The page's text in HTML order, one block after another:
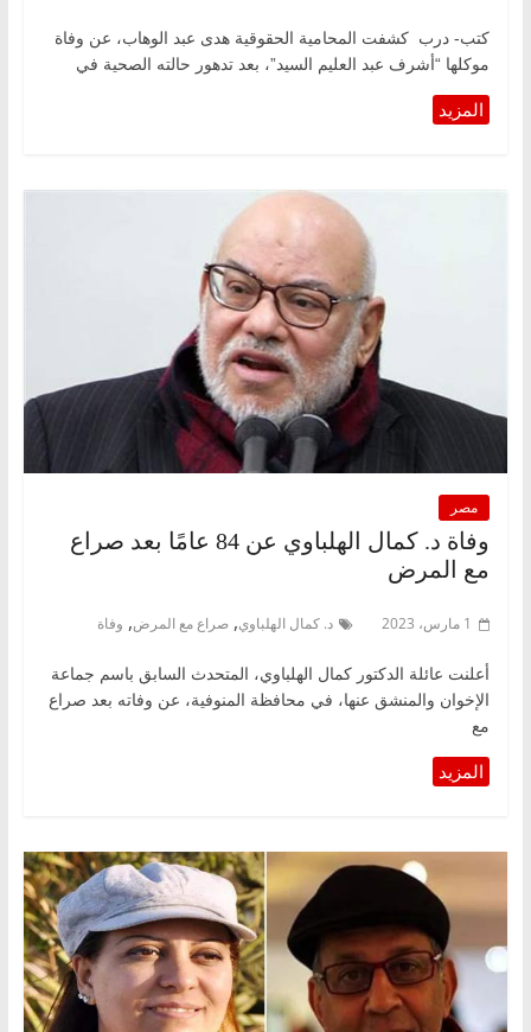
كتب- درب كشفت المحامية الحقوقية هدى عبد الوهاب، عن وفاة
موكلها “أشرف عبد العليم السيد”، بعد تدهور حالته الصحية في
مصر
وفاة د. كمال الهلباوي عن 84 عامًا بعد صراع
مع المرض
1 مارس، 2023 د. كمال الهلباوي, صراع مع المرض, وفاة
أعلنت عائلة الدكتور كمال الهلباوي، المتحدث السابق باسم جماعة
الإخوان والمنشق عنها، في محافظة المنوفية، عن وفاته بعد صراع
مع